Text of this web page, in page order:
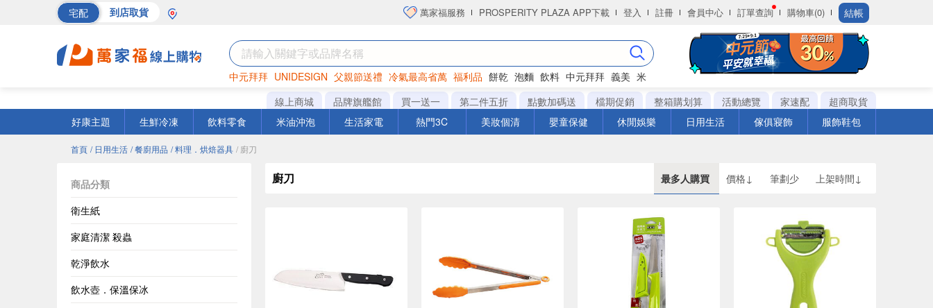
宅配 到店取貨 萬家福服務 PROSPERITY PLAZA APP下載 登入 註冊 會員中心 訂單查詢 購物車(0) 結帳
中元拜拜 UNIDESIGN 父親節送禮 冷氣最高省萬 福利品 餅乾 泡麵 飲料 中元拜拜 義美 米
罐頭 海苔 洋芋片
線上商城 品牌旗艦館 買一送一 第二件五折 點數加碼送 檔期促銷 整箱購划算 活動總覽 家速配
超商取貨
好康主題
生鮮冷凍 飲料零食 米油沖泡 生活家電 熱門3C 美妝個清 嬰童保健 休閒娛樂 日用生活 傢俱寢飾 服飾鞋包
首頁 / 日用生活 / 餐廚用品 / 料理．烘焙器具 / 廚刀
商品分類
衛生紙
家庭清潔 殺蟲
乾淨飲水
飲水壺．保溫保冰
廚刀 最多人購買 價格↓ 筆劃少 上架時間↓